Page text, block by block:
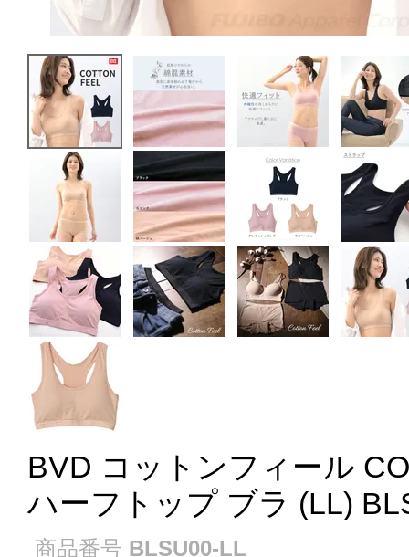
BVD コットンフィール
ハーフトップ ブラ (LL)
商品番号 BLSU00-LL